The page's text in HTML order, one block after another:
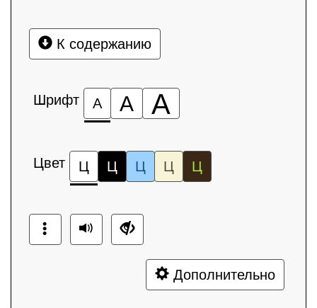
К содержанию
Шрифт А А А
Цвет Ц Ц Ц Ц Ц
Дополнительно